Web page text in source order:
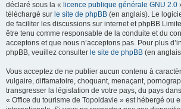
déclaré sous la « licence publique générale GNU 2.0
téléchargé sur le site de phpBB (en anglais). Le
de faciliter les discussions sur internet et phpBB
être tenu comme responsable de la conduite et du
acceptons et que nous n’acceptons pas. Pour plus
phpBB, veuillez consulter le site de phpBB (en
Vous acceptez de ne publier aucun contenu à
vulgaire, diffamatoire, choquant, menaçant,
transgresser la législation de votre pays, du pays
« Office du tourisme de Topoldavie » est hébergé ou